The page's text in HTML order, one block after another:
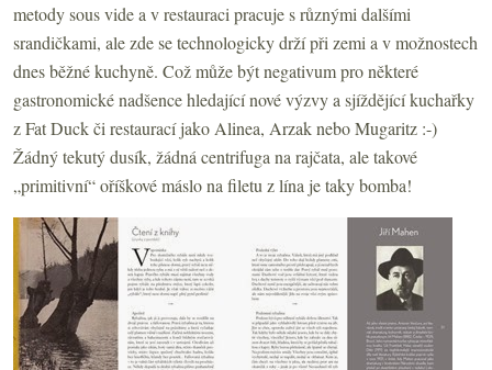
metody sous vide a v restauraci pracuje s různými dalšími
srandičkami, ale zde se technologicky drží při zemi a v možnostech
dnes běžné kuchyně. Což může být negativum pro některé
gastronomické nadšence hledající nové výzvy a sjíždějící kuchařky
z Fat Duck či restaurací jako Alinea, Arzak nebo Mugaritz :-)
Žádný tekutý dusík, žádná centrifuga na rajčata, ale takové
„primitivní“ oříškové máslo na filetu z lína je taky bomba!